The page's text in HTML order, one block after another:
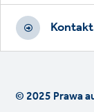
Kontakt
© 2025 Prawa